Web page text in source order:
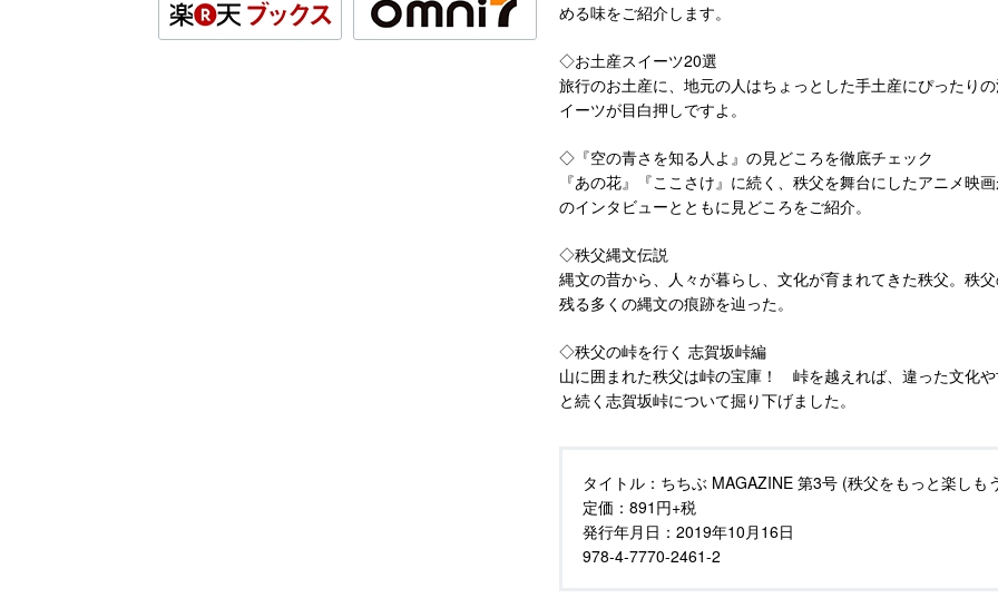
める味をご紹介します。
◇お土産スイーツ20選
旅行のお土産に、地元の人はちょっとした手土産にぴったり
イーツが目白押しですよ。
◇『空の青さを知る人よ』の見どころを徹底チェック
『あの花』『ここさけ』に続く、秩父を舞台にしたアニメ映
のインタビューとともに見どころをご紹介。
◇秩父縄文伝説
縄文の昔から、人々が暮らし、文化が育まれてきた秩父。秩
残る多くの縄文の痕跡を辿った。
◇秩父の峠を行く 志賀坂峠編
山に囲まれた秩父は峠の宝庫！ 峠を越えれば、違った文化
と続く志賀坂峠について掘り下げました。
タイトル： ちちぶ MAGAZINE 第3号 (秩父をもっと楽しも
定価： 891円+税
発行年月日： 2019年10月16日
978-4-7770-2461-2